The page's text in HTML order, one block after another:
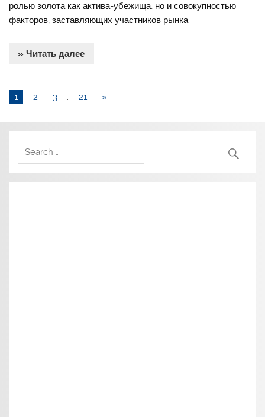
ролью золота как актива-убежища, но и совокупностью
факторов, заставляющих участников рынка
» Читать далее
1 2 3 … 21 »